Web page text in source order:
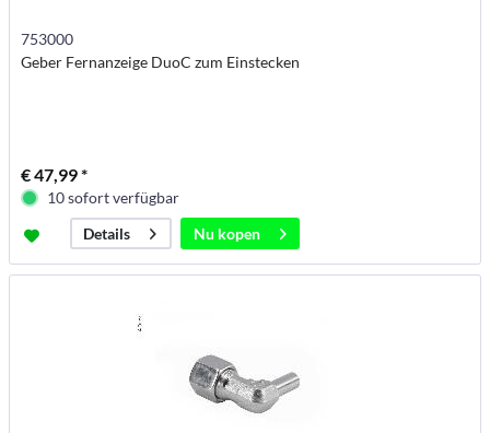
753000
Geber Fernanzeige DuoC zum Einstecken
€ 47,99 *
10 sofort verfügbar
Details
Nu kopen